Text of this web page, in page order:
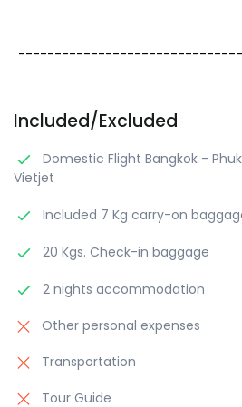
Included/Excluded
Domestic Flight Bangkok -
Vietjet
Included 7 Kg carry-on
20 Kgs. Check-in baggage
2 nights accommodation
Other personal expenses
Transportation
Tour Guide